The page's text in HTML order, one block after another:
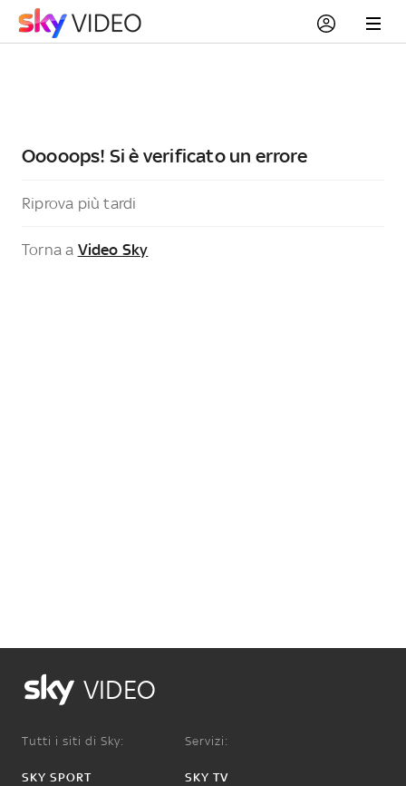
Ooooops! Si è verificato un errore
Riprova più tardi
Torna a Video Sky
VIDEO
Tutti i siti di Sky:
SKY SPORT
Servizi:
SKY TV